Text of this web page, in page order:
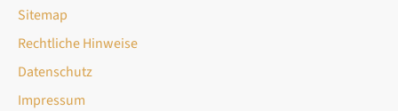
Sitemap
Rechtliche Hinweise
Datenschutz
Impressum